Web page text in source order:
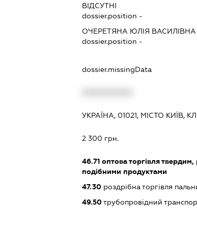
ВІДСУТНІ
dossier.position -
ОЧЕРЕТЯНА ЮЛІЯ ВАСИЛІВНА
dossier.position -
dossier.missingData
УКРАЇНА, 01021, МІСТО КИЇВ,
2 300 грн.
46.71оптова торгівля твердим,
подібними продуктами
47.30роздрібна торгівля
49.50трубопровідний